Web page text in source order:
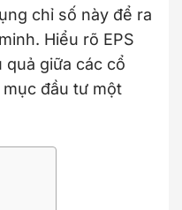
chỉ số này để ra
Hiểu rõ EPS
quả giữa các cổ
đầu tư một